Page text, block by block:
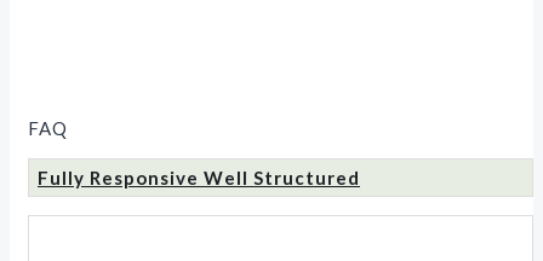
FAQ
Fully Responsive Well Structured